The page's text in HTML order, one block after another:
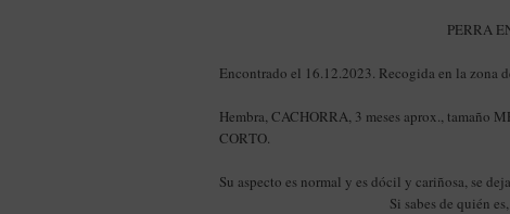
PERRA
Encontrado el 16.12.2023. Recogida en la zona
Hembra, CACHORRA, 3 meses aprox., tamaño
CORTO.
Su aspecto es normal y es dócil y cariñosa, se
Si sabes de quién